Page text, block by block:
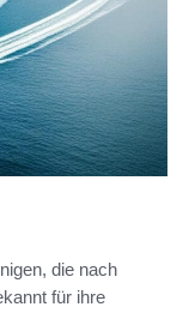
die nach
für ihre